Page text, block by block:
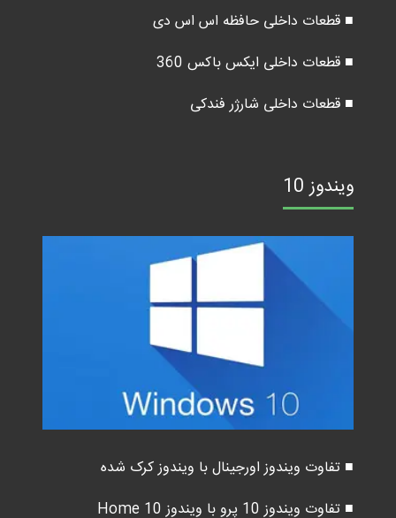
■ قطعات داخلی حافظه اس اس دی
■ قطعات داخلی ایکس باکس 360
■ قطعات داخلی شارژر فندکی
ویندوز 10
■ تفاوت ویندوز اورجینال با ویندوز کرک شده
■ تفاوت ویندوز 10 پرو با ویندوز 10 Home